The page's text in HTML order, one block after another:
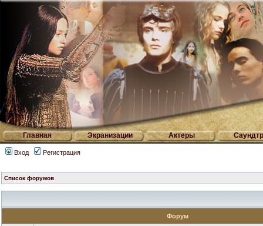
Главная Экранизации Актеры
Вход Регистрация
Список форумов
Форум